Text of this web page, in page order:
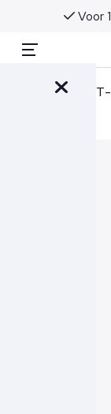
Voor
Ralph Lauren